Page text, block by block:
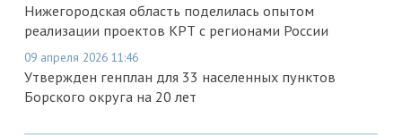
Нижегородская область поделилась опытом
реализации проектов КРТ с регионами России
09 апреля 2026 11:46
Утвержден генплан для 33 населенных пунктов
Борского округа на 20 лет